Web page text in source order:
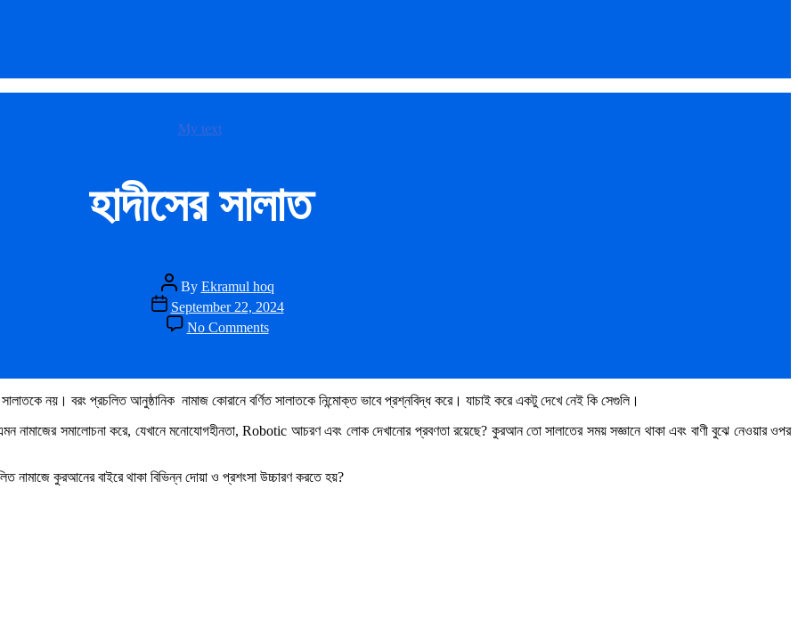
Categories
My text
হাদীসের সালাত
Post
author
By Ekramul hoq
Post
date
September 22, 2024
No Commentson
হাদীসের
নয়। বরং প্রচলিত আনুষ্ঠানিক নামাজ কোরানে বর্ণিত সালাতকে নিন্মোক্ত ভাবে প্রশ্নবিদ্ধ করে। যাচাই করে একটু দেখে নেই কি সেগুলি।
নামাজের সমালোচনা করে, যেখানে মনোযোগহীনতা, Robotic আচরণ এবং লোক দেখানোর প্রবণতা রয়েছে? কুরআন তো সালাতের সময় সজ্ঞানে থাকা এবং বাণী বুঝে নেওয়ার ওপর
নামাজে কুরআনের বাইরে থাকা বিভিন্ন দোয়া ও প্রশংসা উচ্চারণ করতে হয়?